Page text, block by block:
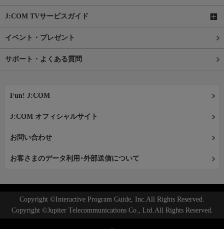
J:COM TVサービスガイド
イベント・プレゼント
サポート・よくある質問
Fun! J:COM
J:COM オフィシャルサイト
お問い合わせ
お客さまのデータ利用･外部送信について
Copyright ©Interactive Program Guide, Inc.All Rights Reserved.
Copyright ©Jupiter Telecommunications Co., Ltd.All Rights Reserved.